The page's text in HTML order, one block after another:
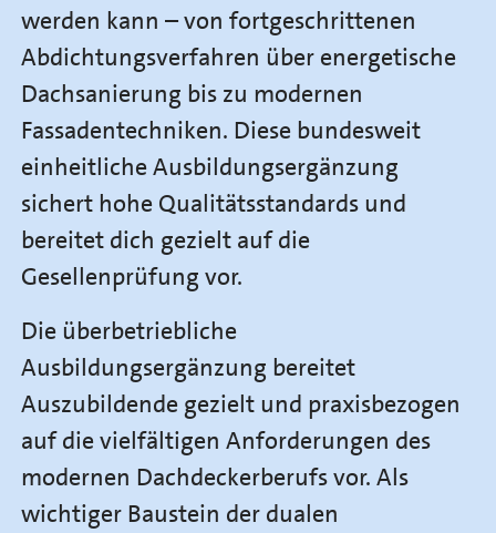
werden kann – von fortgeschrittenen
Abdichtungsverfahren über energetische
Dachsanierung bis zu modernen
Fassadentechniken. Diese bundesweit
einheitliche Ausbildungsergänzung
sichert hohe Qualitätsstandards und
bereitet dich gezielt auf die
Gesellenprüfung vor.
Die überbetriebliche
Ausbildungsergänzung bereitet
Auszubildende gezielt und praxisbezogen
auf die vielfältigen Anforderungen des
modernen Dachdeckerberufs vor. Als
wichtiger Baustein der dualen